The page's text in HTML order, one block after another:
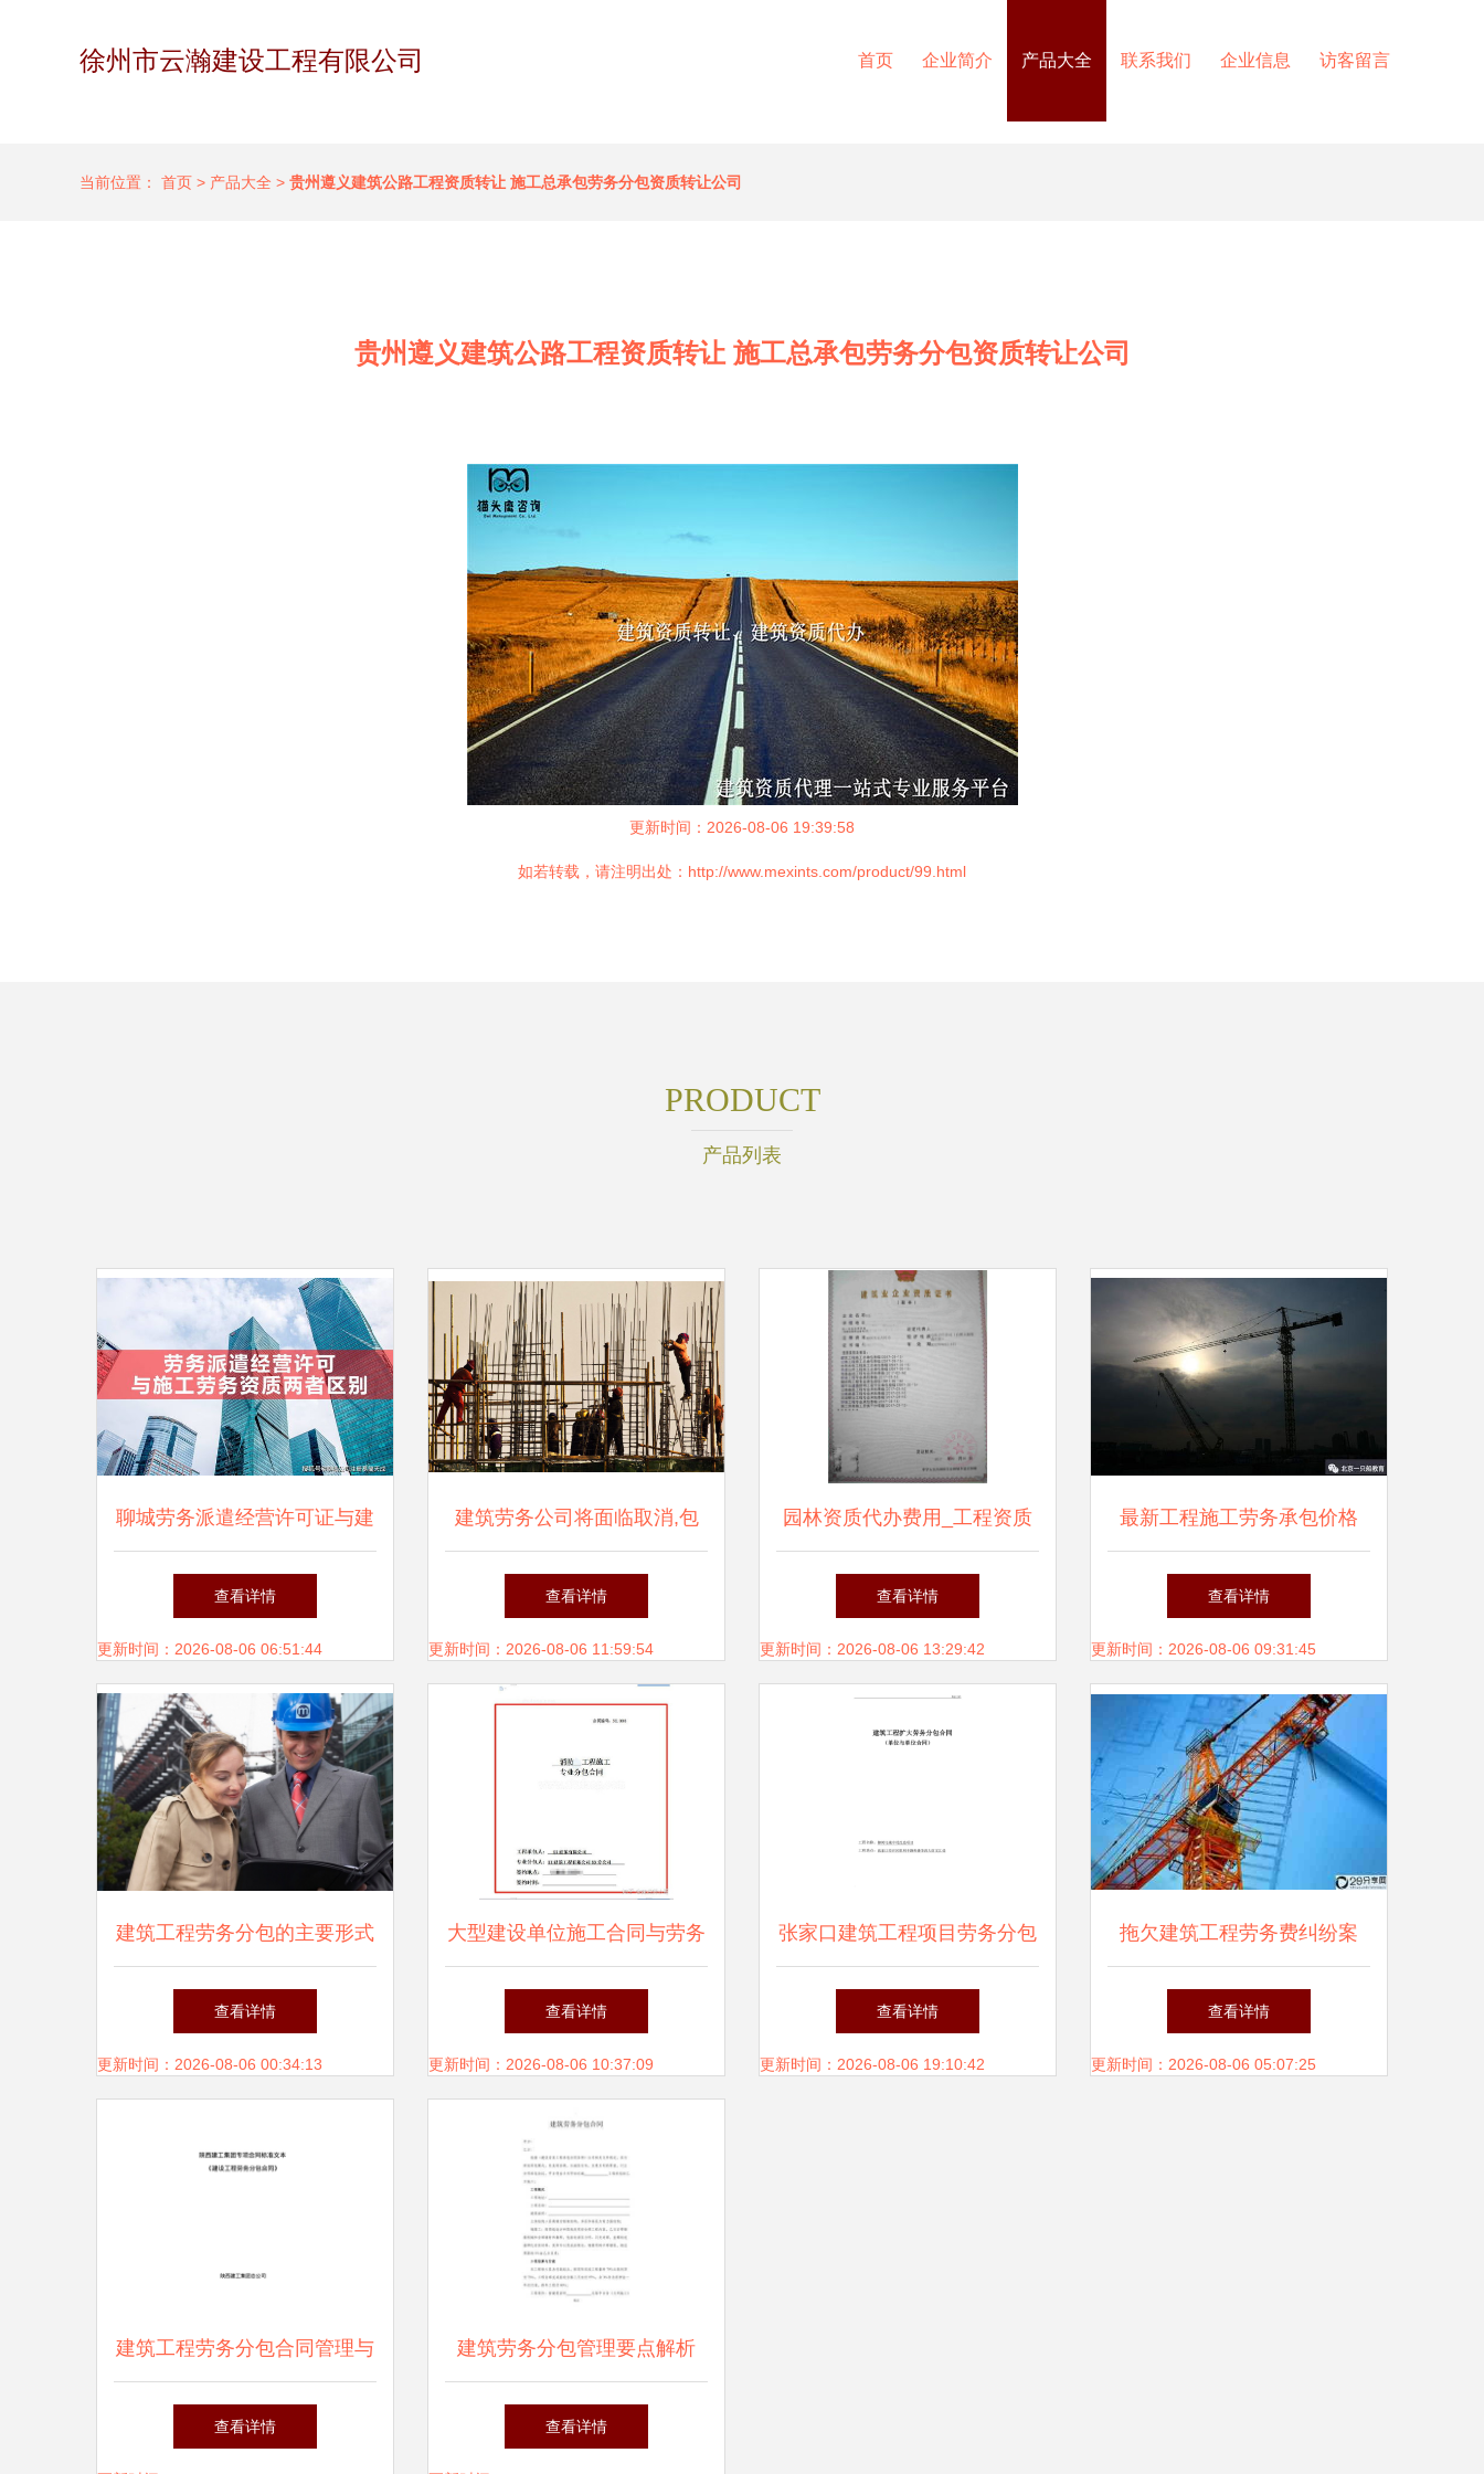
徐州市云瀚建设工程有限公司 首页 企业简介 产品大全 联系我们 企业信息 访客留言
当前位置： 首页 > 产品大全 > 贵州遵义建筑公路工程资质转让 施工总承包劳务分包资质转让公司
贵州遵义建筑公路工程资质转让 施工总承包劳务分包资质转让公司
更新时间：2026-08-06 19:39:58
如若转载，请注明出处：http://www.mexints.com/product/99.html
PRODUCT
产品列表
聊城劳务派遣经营许可证与建
筑公司施工劳务资质的区别及
建筑工程劳务分包解析
查看详情
更新时间：2026-08-06 06:51:44
建筑劳务公司将面临取消,包
工头如何应对?
查看详情
更新时间：2026-08-06 11:59:54
园林资质代办费用_工程资质
查看详情
更新时间：2026-08-06 13:29:42
最新工程施工劳务承包价格
（2017年12月版） 建筑工程
劳务分包全解析
查看详情
更新时间：2026-08-06 09:31:45
建筑工程劳务分包的主要形式
及其特点
查看详情
更新时间：2026-08-06 00:34:13
大型建设单位施工合同与劳务
分包合同范本合集 超400页实
用指南，施工与监理通用框架
查看详情
更新时间：2026-08-06 10:37:09
张家口建筑工程项目劳务分包
合同规范化操作实务指南
查看详情
更新时间：2026-08-06 19:10:42
拖欠建筑工程劳务费纠纷案
建设工程劳务分包合同纠纷的
识别与解决路径
查看详情
更新时间：2026-08-06 05:07:25
建筑工程劳务分包合同管理与
风险防范实务指南
查看详情
建筑劳务分包管理要点解析
查看详情